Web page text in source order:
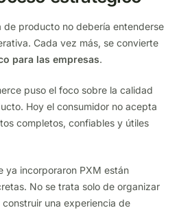
de producto no debería entenderse
Cada vez más, se convierte
para las empresas.
puso el foco sobre la calidad
Hoy el consumidor no acepta
completos, confiables y útiles
ya incorporaron PXM están
No se trata solo de organizar
una experiencia de